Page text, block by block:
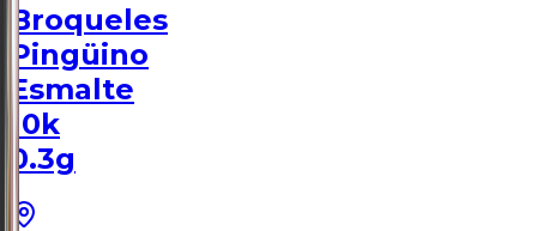
Broqueles
Pingüino
Esmalte
10k
0.3g